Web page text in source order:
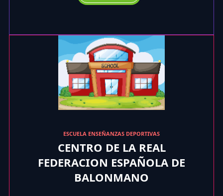
ESCUELA ENSEÑANZAS DEPORTIVAS
CENTRO DE LA REAL
FEDERACION ESPAÑOLA DE
BALONMANO